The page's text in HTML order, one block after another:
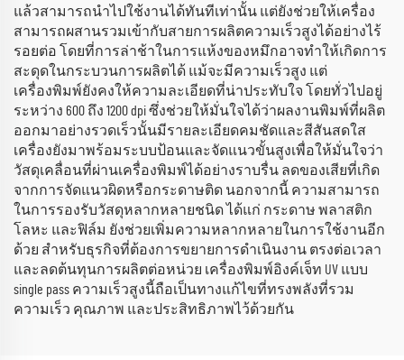
แล้วสามารถนำไปใช้งานได้ทันทีเท่านั้น แต่ยังช่วยให้เครื่อง
สามารถผสานรวมเข้ากับสายการผลิตความเร็วสูงได้อย่างไร้
รอยต่อ โดยที่การล่าช้าในการแห้งของหมึกอาจทำให้เกิดการ
สะดุดในกระบวนการผลิตได้ แม้จะมีความเร็วสูง แต่
เครื่องพิมพ์ยังคงให้ความละเอียดที่น่าประทับใจ โดยทั่วไปอยู่
ระหว่าง 600 ถึง 1200 dpi ซึ่งช่วยให้มั่นใจได้ว่าผลงานพิมพ์ที่ผลิต
ออกมาอย่างรวดเร็วนั้นมีรายละเอียดคมชัดและสีสันสดใส
เครื่องยังมาพร้อมระบบป้อนและจัดแนวขั้นสูงเพื่อให้มั่นใจว่า
วัสดุเคลื่อนที่ผ่านเครื่องพิมพ์ได้อย่างราบรื่น ลดของเสียที่เกิด
จากการจัดแนวผิดหรือกระดาษติด นอกจากนี้ ความสามารถ
ในการรองรับวัสดุหลากหลายชนิด ได้แก่ กระดาษ พลาสติก
โลหะ และฟิล์ม ยังช่วยเพิ่มความหลากหลายในการใช้งานอีก
ด้วย สำหรับธุรกิจที่ต้องการขยายการดำเนินงาน ตรงต่อเวลา
และลดต้นทุนการผลิตต่อหน่วย เครื่องพิมพ์อิงค์เจ็ท UV แบบ
single pass ความเร็วสูงนี้ถือเป็นทางแก้ไขที่ทรงพลังที่รวม
ความเร็ว คุณภาพ และประสิทธิภาพไว้ด้วยกัน